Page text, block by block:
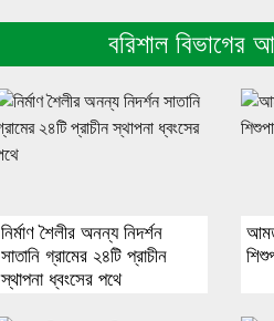
বরিশাল বিভাগের
নির্মাণ শৈলীর অনন্য নিদর্শন
সাতানি গ্রামের ২৪টি প্রাচীন
স্থাপনা ধ্বংসের পথে